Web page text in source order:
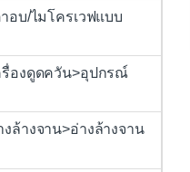
อบ/ไมโครเวฟแบบ
องดูดควัน>อุปกรณ์
ล้างจาน>อ่างล้างจาน